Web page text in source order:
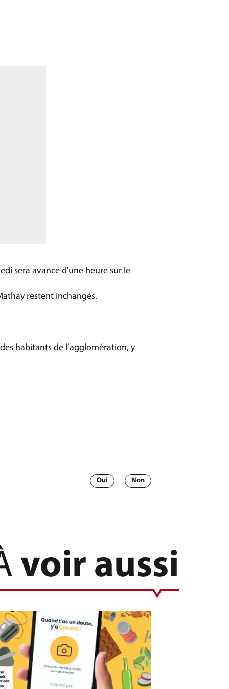
sera avancé d'une heure sur le
restent inchangés.
habitants de l’agglomération, y
Non
Oui
voir aussi